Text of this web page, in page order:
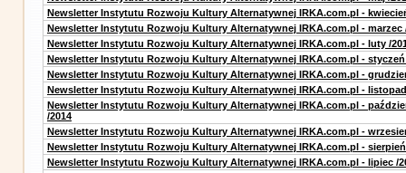
Newsletter Instytutu Rozwoju Kultury Alternatywnej IRKA.com.pl -
Newsletter Instytutu Rozwoju Kultury Alternatywnej IRKA.com.pl - marzec
Newsletter Instytutu Rozwoju Kultury Alternatywnej IRKA.com.pl - luty /
Newsletter Instytutu Rozwoju Kultury Alternatywnej IRKA.com.pl - styczeń
Newsletter Instytutu Rozwoju Kultury Alternatywnej IRKA.com.pl -
Newsletter Instytutu Rozwoju Kultury Alternatywnej IRKA.com.pl - listopad
Newsletter Instytutu Rozwoju Kultury Alternatywnej IRKA.com.pl -
/2014
Newsletter Instytutu Rozwoju Kultury Alternatywnej IRKA.com.pl -
Newsletter Instytutu Rozwoju Kultury Alternatywnej IRKA.com.pl - sierpień
Newsletter Instytutu Rozwoju Kultury Alternatywnej IRKA.com.pl - lipiec /